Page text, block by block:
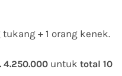
+ 1 orang kenek.
4.250.000 untuk total 10